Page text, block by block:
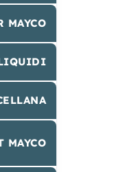
MAYCO
MAYCO